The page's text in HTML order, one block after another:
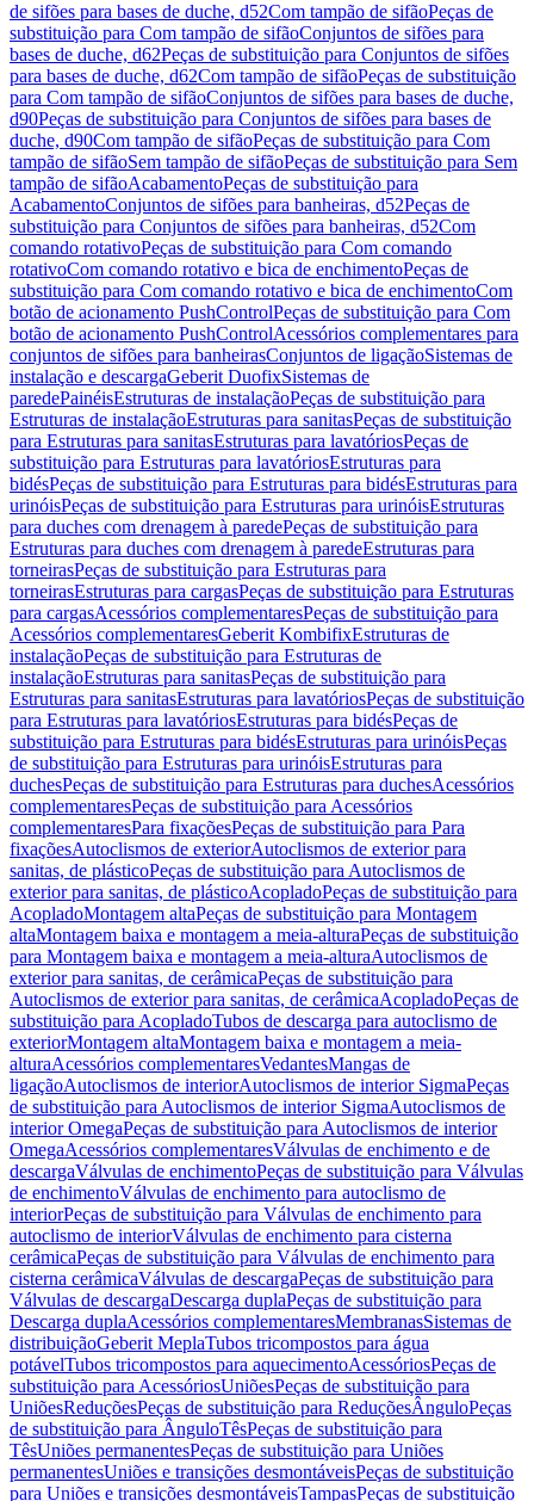
de sifões para bases de duche, d52Com tampão de sifãoPeças de
substituição para Com tampão de sifãoConjuntos de sifões para
bases de duche, d62Peças de substituição para Conjuntos de sifões
para bases de duche, d62Com tampão de sifãoPeças de substituição
para Com tampão de sifãoConjuntos de sifões para bases de duche,
d90Peças de substituição para Conjuntos de sifões para bases de
duche, d90Com tampão de sifãoPeças de substituição para Com
tampão de sifãoSem tampão de sifãoPeças de substituição para Sem
tampão de sifãoAcabamentoPeças de substituição para
AcabamentoConjuntos de sifões para banheiras, d52Peças de
substituição para Conjuntos de sifões para banheiras, d52Com
comando rotativoPeças de substituição para Com comando
rotativoCom comando rotativo e bica de enchimentoPeças de
substituição para Com comando rotativo e bica de enchimentoCom
botão de acionamento PushControlPeças de substituição para Com
botão de acionamento PushControlAcessórios complementares para
conjuntos de sifões para banheirasConjuntos de ligaçãoSistemas de
instalação e descargaGeberit DuofixSistemas de
paredePainéisEstruturas de instalaçãoPeças de substituição para
Estruturas de instalaçãoEstruturas para sanitasPeças de substituição
para Estruturas para sanitasEstruturas para lavatóriosPeças de
substituição para Estruturas para lavatóriosEstruturas para
bidésPeças de substituição para Estruturas para bidésEstruturas para
urinóisPeças de substituição para Estruturas para urinóisEstruturas
para duches com drenagem à paredePeças de substituição para
Estruturas para duches com drenagem à paredeEstruturas para
torneirasPeças de substituição para Estruturas para
torneirasEstruturas para cargasPeças de substituição para Estruturas
para cargasAcessórios complementaresPeças de substituição para
Acessórios complementaresGeberit KombifixEstruturas de
instalaçãoPeças de substituição para Estruturas de
instalaçãoEstruturas para sanitasPeças de substituição para
Estruturas para sanitasEstruturas para lavatóriosPeças de substituição
para Estruturas para lavatóriosEstruturas para bidésPeças de
substituição para Estruturas para bidésEstruturas para urinóisPeças
de substituição para Estruturas para urinóisEstruturas para
duchesPeças de substituição para Estruturas para duchesAcessórios
complementaresPeças de substituição para Acessórios
complementaresPara fixaçõesPeças de substituição para Para
fixaçõesAutoclismos de exteriorAutoclismos de exterior para
sanitas, de plásticoPeças de substituição para Autoclismos de
exterior para sanitas, de plásticoAcopladoPeças de substituição para
AcopladoMontagem altaPeças de substituição para Montagem
altaMontagem baixa e montagem a meia-alturaPeças de substituição
para Montagem baixa e montagem a meia-alturaAutoclismos de
exterior para sanitas, de cerâmicaPeças de substituição para
Autoclismos de exterior para sanitas, de cerâmicaAcopladoPeças de
substituição para AcopladoTubos de descarga para autoclismo de
exteriorMontagem altaMontagem baixa e montagem a meia-
alturaAcessórios complementaresVedantesMangas de
ligaçãoAutoclismos de interiorAutoclismos de interior SigmaPeças
de substituição para Autoclismos de interior SigmaAutoclismos de
interior OmegaPeças de substituição para Autoclismos de interior
OmegaAcessórios complementaresVálvulas de enchimento e de
descargaVálvulas de enchimentoPeças de substituição para Válvulas
de enchimentoVálvulas de enchimento para autoclismo de
interiorPeças de substituição para Válvulas de enchimento para
autoclismo de interiorVálvulas de enchimento para cisterna
cerâmicaPeças de substituição para Válvulas de enchimento para
cisterna cerâmicaVálvulas de descargaPeças de substituição para
Válvulas de descargaDescarga duplaPeças de substituição para
Descarga duplaAcessórios complementaresMembranasSistemas de
distribuiçãoGeberit MeplaTubos tricompostos para água
potávelTubos tricompostos para aquecimentoAcessóriosPeças de
substituição para AcessóriosUniõesPeças de substituição para
UniõesReduçõesPeças de substituição para ReduçõesÂnguloPeças
de substituição para ÂnguloTêsPeças de substituição para
TêsUniões permanentesPeças de substituição para Uniões
permanentesUniões e transições desmontáveisPeças de substituição
para Uniões e transições desmontáveisTampasPeças de substituição